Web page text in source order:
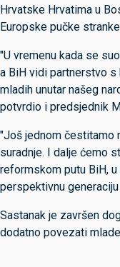
Hrvatske Hrvatima u
Europske pučke
"U vremenu kada se
a BiH vidi partnerstvo
mladih unutar našeg
potvrdio i predsjednik
"Još jednom čestitamo
suradnje. I dalje ćemo
reformskom putu BiH,
perspektivnu
Sastanak je završen
dodatno povezati